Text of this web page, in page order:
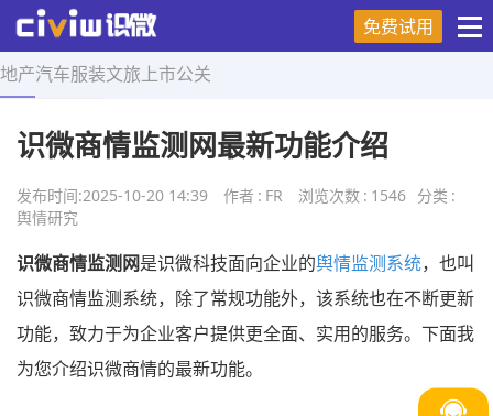
免费试用
地产汽车服装文旅 上市公关
首页 > 舆情研究 > 正文
识微商情监测网最新功能介绍
发布时间:2025-10-20 14:39 作者 : FR 浏览次数 : 1546 分类 :
舆情研究
识微商情监测网是识微科技面向企业的舆情监测系统，也叫
识微商情监测系统，除了常规功能外，该系统也在不断更新
功能，致力于为企业客户提供更全面、实用的服务。下面我
为您介绍识微商情的最新功能。